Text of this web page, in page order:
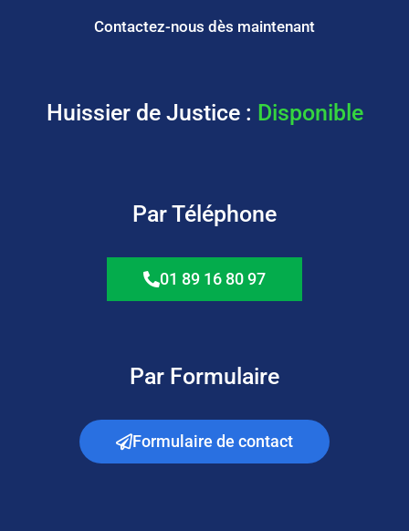
Contactez-nous dès maintenant
Huissier de Justice : Disponible
Par Téléphone
01 89 16 80 97
Par Formulaire
Formulaire de contact